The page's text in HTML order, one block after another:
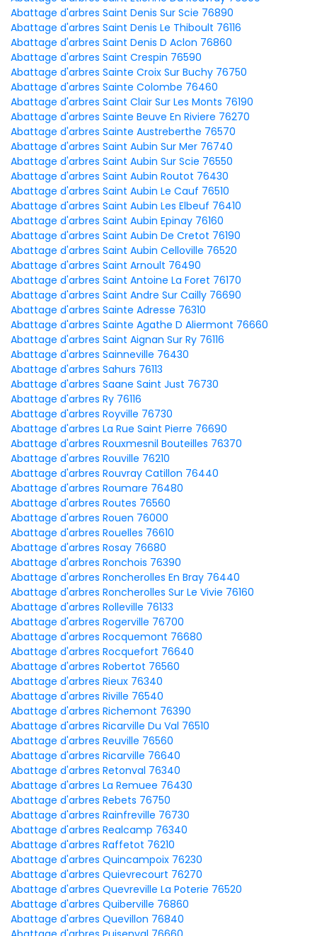
Abattage d'arbres Saint Denis Sur Scie 76890
Abattage d'arbres Saint Denis Le Thiboult 76116
Abattage d'arbres Saint Denis D Aclon 76860
Abattage d'arbres Saint Crespin 76590
Abattage d'arbres Sainte Croix Sur Buchy 76750
Abattage d'arbres Sainte Colombe 76460
Abattage d'arbres Saint Clair Sur Les Monts 76190
Abattage d'arbres Sainte Beuve En Riviere 76270
Abattage d'arbres Sainte Austreberthe 76570
Abattage d'arbres Saint Aubin Sur Mer 76740
Abattage d'arbres Saint Aubin Sur Scie 76550
Abattage d'arbres Saint Aubin Routot 76430
Abattage d'arbres Saint Aubin Le Cauf 76510
Abattage d'arbres Saint Aubin Les Elbeuf 76410
Abattage d'arbres Saint Aubin Epinay 76160
Abattage d'arbres Saint Aubin De Cretot 76190
Abattage d'arbres Saint Aubin Celloville 76520
Abattage d'arbres Saint Arnoult 76490
Abattage d'arbres Saint Antoine La Foret 76170
Abattage d'arbres Saint Andre Sur Cailly 76690
Abattage d'arbres Sainte Adresse 76310
Abattage d'arbres Sainte Agathe D Aliermont 76660
Abattage d'arbres Saint Aignan Sur Ry 76116
Abattage d'arbres Sainneville 76430
Abattage d'arbres Sahurs 76113
Abattage d'arbres Saane Saint Just 76730
Abattage d'arbres Ry 76116
Abattage d'arbres Royville 76730
Abattage d'arbres La Rue Saint Pierre 76690
Abattage d'arbres Rouxmesnil Bouteilles 76370
Abattage d'arbres Rouville 76210
Abattage d'arbres Rouvray Catillon 76440
Abattage d'arbres Roumare 76480
Abattage d'arbres Routes 76560
Abattage d'arbres Rouen 76000
Abattage d'arbres Rouelles 76610
Abattage d'arbres Rosay 76680
Abattage d'arbres Ronchois 76390
Abattage d'arbres Roncherolles En Bray 76440
Abattage d'arbres Roncherolles Sur Le Vivie 76160
Abattage d'arbres Rolleville 76133
Abattage d'arbres Rogerville 76700
Abattage d'arbres Rocquemont 76680
Abattage d'arbres Rocquefort 76640
Abattage d'arbres Robertot 76560
Abattage d'arbres Rieux 76340
Abattage d'arbres Riville 76540
Abattage d'arbres Richemont 76390
Abattage d'arbres Ricarville Du Val 76510
Abattage d'arbres Reuville 76560
Abattage d'arbres Ricarville 76640
Abattage d'arbres Retonval 76340
Abattage d'arbres La Remuee 76430
Abattage d'arbres Rebets 76750
Abattage d'arbres Rainfreville 76730
Abattage d'arbres Realcamp 76340
Abattage d'arbres Raffetot 76210
Abattage d'arbres Quincampoix 76230
Abattage d'arbres Quievrecourt 76270
Abattage d'arbres Quevreville La Poterie 76520
Abattage d'arbres Quiberville 76860
Abattage d'arbres Quevillon 76840